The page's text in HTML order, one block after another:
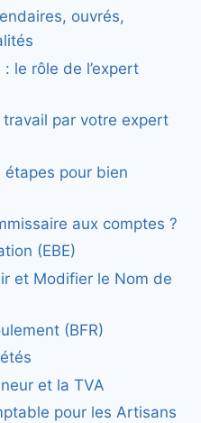
ouvrés,
le rôle de l’expert
par votre expert
étapes pour bien
aux comptes ?
(EBE)
et Modifier le Nom de
(BFR)
et la TVA
pour les Artisans